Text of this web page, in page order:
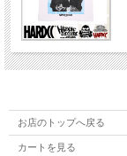
お店のトップへ戻る
カートを見る